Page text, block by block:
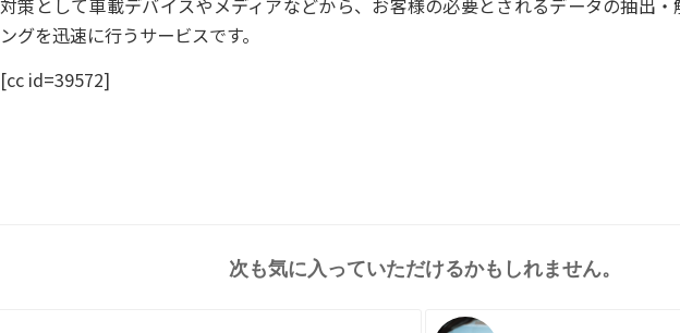
対策として車載デバイスやメディアなどから、お客様の必要とされるデータの抽出・
ングを迅速に行うサービスです。
[cc id=39572]
次も気に入っていただけるかもしれません。